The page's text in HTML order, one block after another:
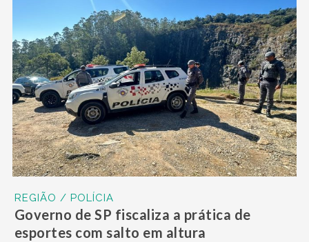
REGIÃO / POLÍCIA
Governo de SP fiscaliza a prática de
esportes com salto em altura